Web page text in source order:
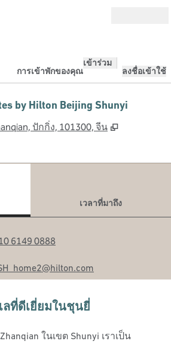
การเข้าพักของคุณ
เข้าร่วม
ลงชื่อเข้าใช้
by Hilton Beijing Shunyi
ปักกิ่ง, 101300, จีน ,
เวลาที่มาถึง
6149 0888
@hilton.com
ลที่ดีเยี่ยมในชุนยี่
ในเขต Shunyi เราเป็น